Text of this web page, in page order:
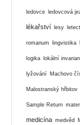
ledovce ledovcová
lékařství lesy
romanum lingvistika
logika lokální
lyžování Machovo
Malostranský hřbitov
Sample Return
medicína medvěd